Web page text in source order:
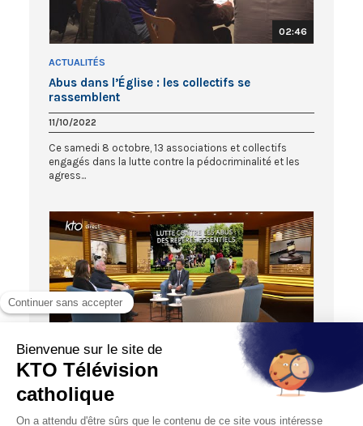
02:46
ACTUALITÉS
Abus dans l’Église : les collectifs se
rassemblent
11/10/2022
Ce samedi 8 octobre, 13 associations et collectifs
engagés dans la lutte contre la pédocriminalité et les
agress...
EMISSION SPÉCIALE
Lutte contre les abus : des repères essentiels
02/12/2022